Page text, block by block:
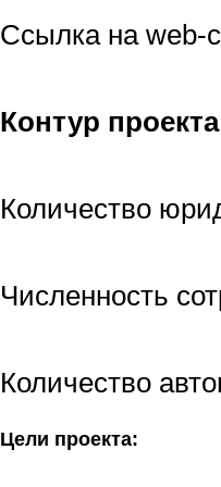
Ссылка на web-
Контур
Количество
Численность
Количество
Цели проекта: